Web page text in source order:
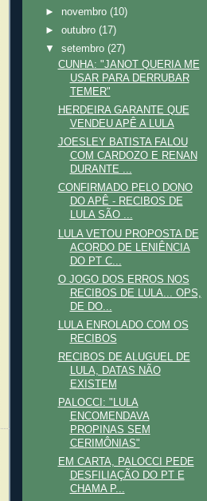
► novembro(10)
►outubro(17)
▼setembro(27)
CUNHA: "JANOT QUERIA ME
USAR PARA DERRUBAR
TEMER"
HERDEIRA GARANTE QUE
VENDEU APÊ A LULA
JOESLEY BATISTA FALOU
COM CARDOZO E RENAN
DURANTE ...
CONFIRMADO PELO DONO
DO APÊ - RECIBOS DE
LULA SÃO ...
LULA VETOU PROPOSTA DE
ACORDO DE LENIÊNCIA
DO PT C...
O JOGO DOS ERROS NOS
RECIBOS DE LULA... OPS,
DE DO...
LULA ENROLADO COM OS
RECIBOS
RECIBOS DE ALUGUEL DE
LULA, DATAS NÃO
EXISTEM
PALOCCI: "LULA
ENCOMENDAVA
PROPINAS SEM
CERIMÔNIAS"
EM CARTA, PALOCCI PEDE
DESFILIAÇÃO DO PT E
CHAMA P...